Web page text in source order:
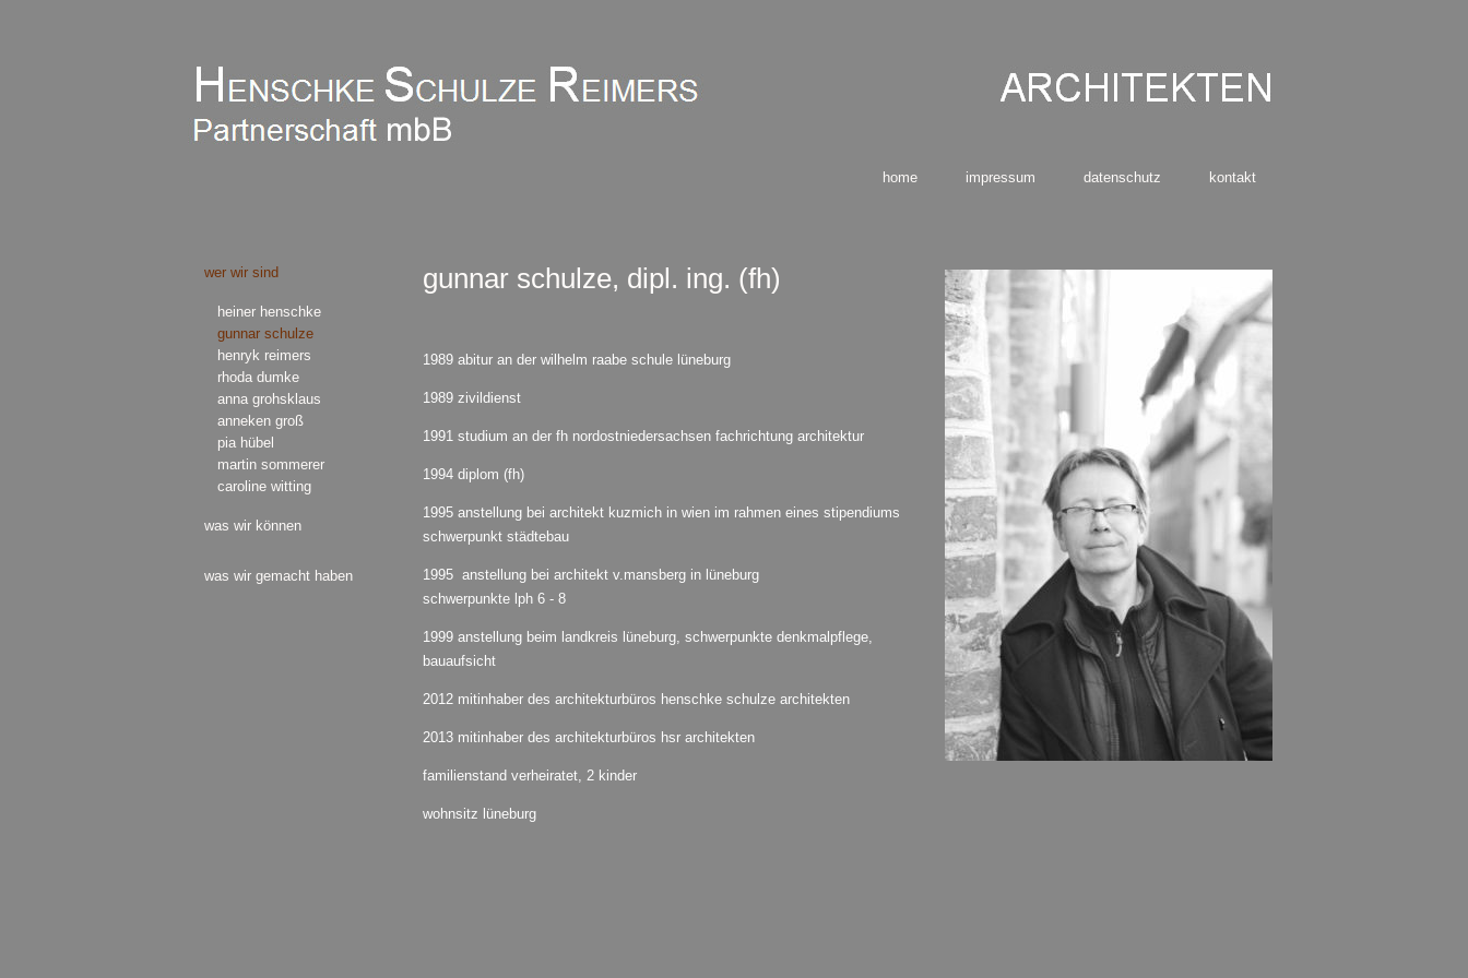
home impressum datenschutz kontakt
wer wir sind
heiner henschke
gunnar schulze
henryk reimers
rhoda dumke
anna grohsklaus
anneken groß
pia hübel
martin sommerer
caroline witting
was wir können
was wir gemacht haben
gunnar schulze, dipl. ing. (fh)
1989 abitur an der wilhelm raabe schule lüneburg
1989 zivildienst
1991 studium an der fh nordostniedersachsen fachrichtung architektur
1994 diplom (fh)
1995 anstellung bei architekt kuzmich in wien im rahmen eines stipendiums
schwerpunkt städtebau
1995 anstellung bei architekt v.mansberg in lüneburg
schwerpunkte lph 6 - 8
1999 anstellung beim landkreis lüneburg, schwerpunkte denkmalpflege,
bauaufsicht
2012 mitinhaber des architekturbüros henschke schulze architekten
2013 mitinhaber des architekturbüros hsr architekten
familienstand verheiratet, 2 kinder
wohnsitz lüneburg